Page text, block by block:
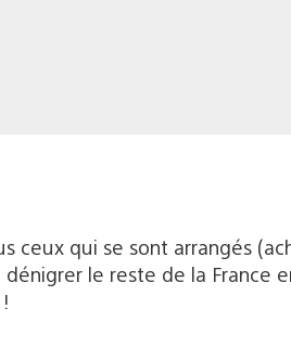
ceux qui se sont arrangés
le reste de la France